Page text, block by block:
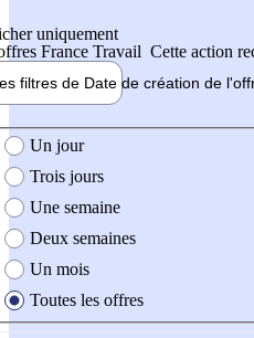
uniquement
France Travail Cette action
filtres de Date de création de
création de l'offre
Un jour
Trois jours
Une semaine
Deux semaines
Un mois
Toutes les offres